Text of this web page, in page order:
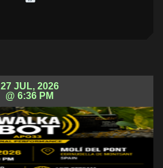
27 JUL, 2026
@ 6:36 PM